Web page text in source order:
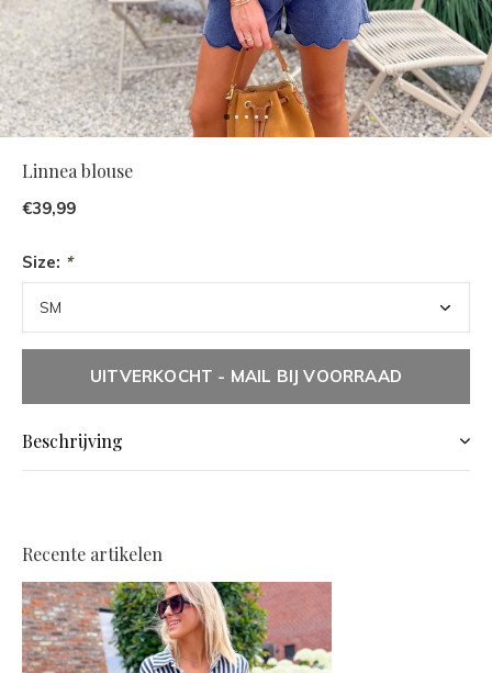
Linnea blouse
€39,99
Size: *
UITVERKOCHT - MAIL BIJ VOORRAAD
Beschrijving
Recente artikelen